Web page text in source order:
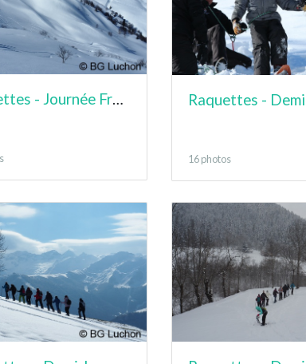
Raquettes - Journée France - Cap de la Lite
16 photos